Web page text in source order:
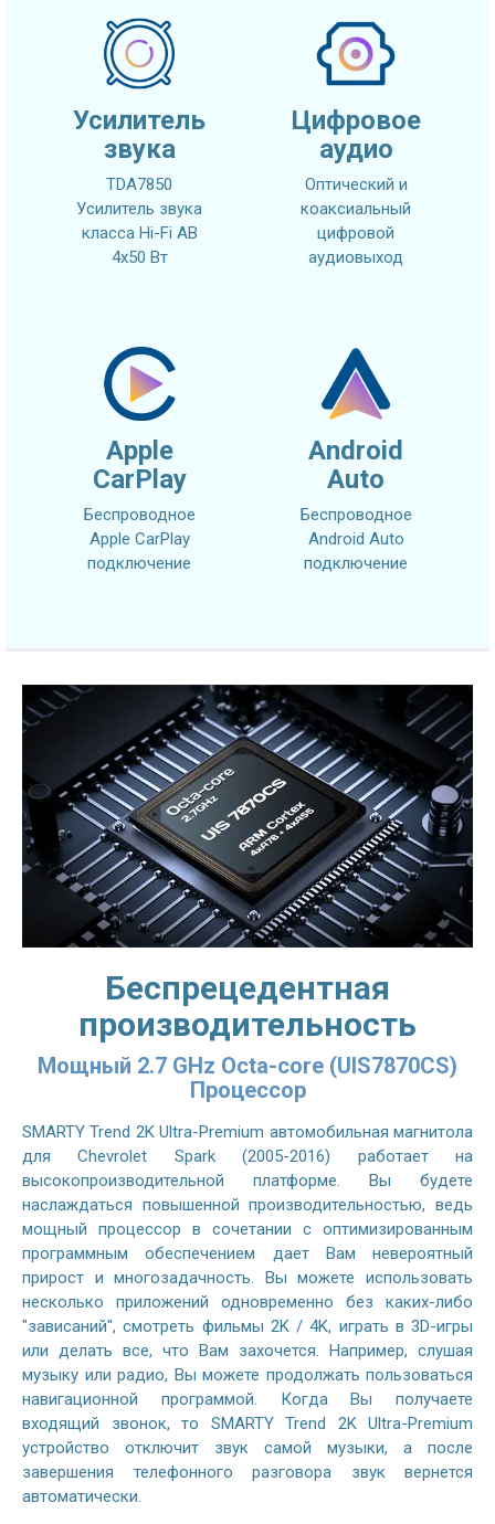
Усилитель
звука
TDA7850
Усилитель звука
класса Hi-Fi AB
4x50 Вт
Цифровое
аудио
Оптический и
коаксиальный
цифровой
аудиовыход
Apple
CarPlay
Беспроводное
Apple CarPlay
подключение
Android
Auto
Беспроводное
Android Auto
подключение
Беспрецедентная
производительность
Мощный 2.7 GHz Octa-core (UIS7870CS)
Процессор
SMARTY Trend 2K Ultra-Premium автомобильная магнитола
для Chevrolet Spark (2005-2016) работает на
высокопроизводительной платформе. Вы будете
наслаждаться повышенной производительностью, ведь
мощный процессор в сочетании с оптимизированным
программным обеспечением дает Вам невероятный
прирост и многозадачность. Вы можете использовать
несколько приложений одновременно без каких-либо
"зависаний", смотреть фильмы 2K / 4K, играть в 3D-игры
или делать все, что Вам захочется. Например, слушая
музыку или радио, Вы можете продолжать пользоваться
навигационной программой. Когда Вы получаете
входящий звонок, то SMARTY Trend 2K Ultra-Premium
устройство отключит звук самой музыки, а после
завершения телефонного разговора звук вернется
автоматически.